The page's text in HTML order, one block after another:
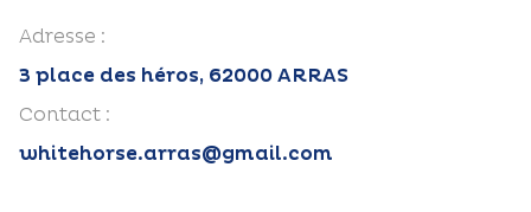
Adresse :
3 place des héros, 62000 ARRAS
Contact :
whitehorse.arras@gmail.com